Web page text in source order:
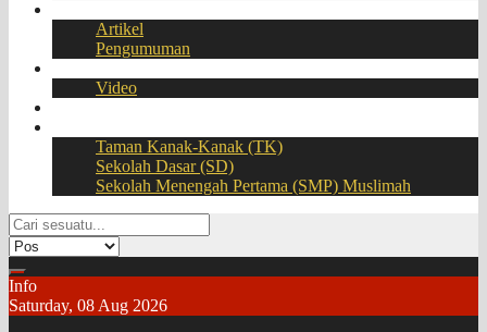
Artikel
Pengumuman
Video
Taman Kanak-Kanak (TK)
Sekolah Dasar (SD)
Sekolah Menengah Pertama (SMP) Muslimah
Info
Saturday, 08 Aug 2026